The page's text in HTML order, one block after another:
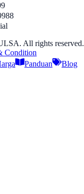
All rights reserved.
Condition
Panduan Blog